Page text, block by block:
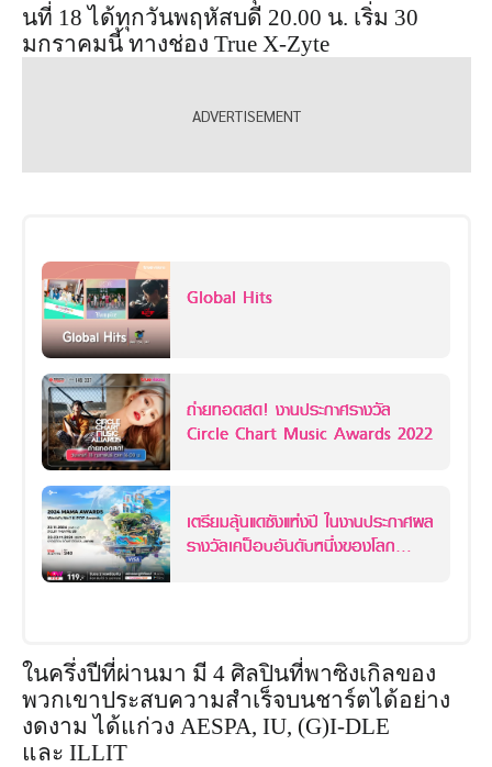
นที่ 18 ได้ทุกวันพฤหัสบดี 20.00 น. เริ่ม 30
มกราคมนี้ ทางช่อง True X-Zyte
Global Hits
ถ่ายทอดสด! งานประกาศรางวัล
Circle Chart Music Awards 2022
เตรียมลุ้นแดซังแห่งปี ในงานประกาศผล
รางวัลเคป็อบอันดับหนึ่งของโลก
ในครึ่งปีที่ผ่านมา มี 4 ศิลปินที่พาซิงเกิลของ
พวกเขาประสบความสำเร็จบนชาร์ตได้อย่าง
งดงาม ได้แก่วง AESPA, IU, (G)I-DLE
และ ILLIT